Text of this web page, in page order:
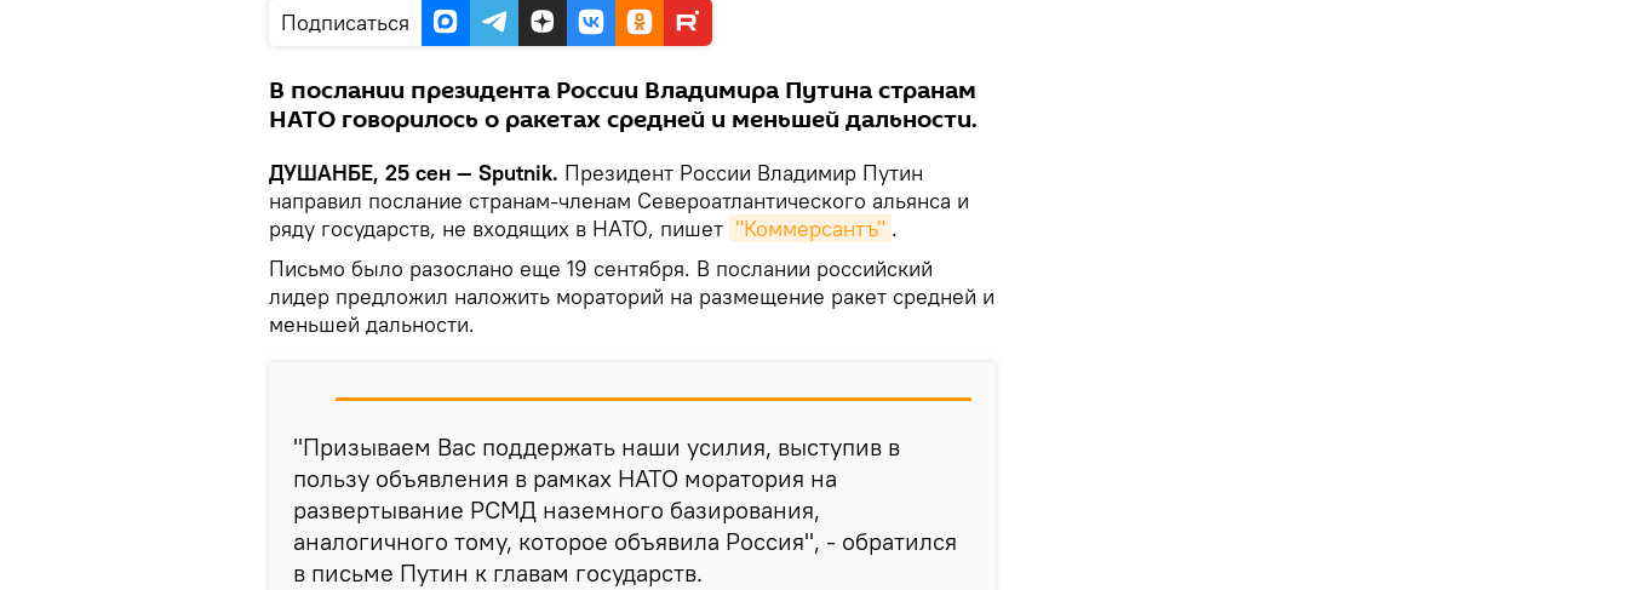
Подписаться
В послании президента России Владимира Путина странам
НАТО говорилось о ракетах средней и меньшей дальности.
ДУШАНБЕ, 25 сен — Sputnik. Президент России Владимир Путин
направил послание странам-членам Североатлантического альянса и
ряду государств, не входящих в НАТО, пишет "Коммерсантъ" .
Письмо было разослано еще 19 сентября. В послании российский
лидер предложил наложить мораторий на размещение ракет средней и
меньшей дальности.
"Призываем Вас поддержать наши усилия, выступив в
пользу объявления в рамках НАТО моратория на
развертывание РСМД наземного базирования,
аналогичного тому, которое объявила Россия", - обратился
в письме Путин к главам государств.